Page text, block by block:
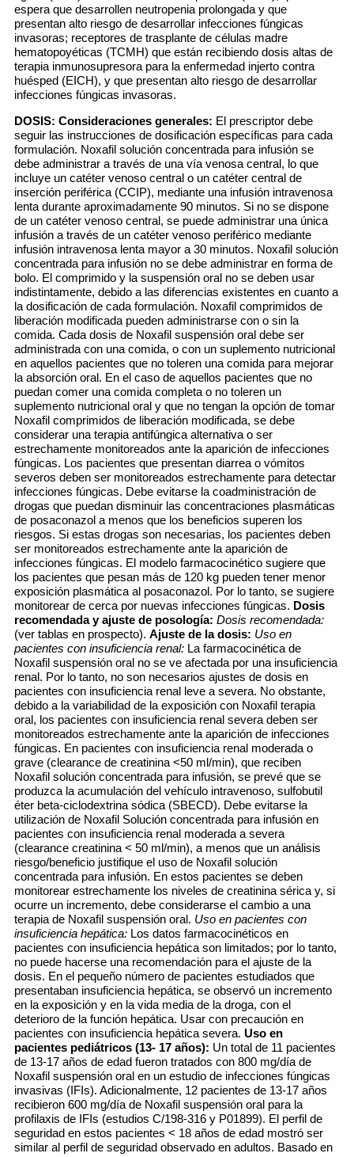
espera que desarrollen neutropenia prolongada y que
presentan alto riesgo de desarrollar infecciones fúngicas
invasoras; receptores de trasplante de células madre
hematopoyéticas (TCMH) que están recibiendo dosis altas de
terapia inmunosupresora para la enfermedad injerto contra
huésped (EICH), y que presentan alto riesgo de desarrollar
infecciones fúngicas invasoras.
DOSIS: Consideraciones generales: El prescriptor debe
seguir las instrucciones de dosificación específicas para cada
formulación. Noxafil solución concentrada para infusión se
debe administrar a través de una vía venosa central, lo que
incluye un catéter venoso central o un catéter central de
inserción periférica (CCIP), mediante una infusión intravenosa
lenta durante aproximadamente 90 minutos. Si no se dispone
de un catéter venoso central, se puede administrar una única
infusión a través de un catéter venoso periférico mediante
infusión intravenosa lenta mayor a 30 minutos. Noxafil solución
concentrada para infusión no se debe administrar en forma de
bolo. El comprimido y la suspensión oral no se deben usar
indistintamente, debido a las diferencias existentes en cuanto a
la dosificación de cada formulación. Noxafil comprimidos de
liberación modificada pueden administrarse con o sin la
comida. Cada dosis de Noxafil suspensión oral debe ser
administrada con una comida, o con un suplemento nutricional
en aquellos pacientes que no toleren una comida para mejorar
la absorción oral. En el caso de aquellos pacientes que no
puedan comer una comida completa o no toleren un
suplemento nutricional oral y que no tengan la opción de tomar
Noxafil comprimidos de liberación modificada, se debe
considerar una terapia antifúngica alternativa o ser
estrechamente monitoreados ante la aparición de infecciones
fúngicas. Los pacientes que presentan diarrea o vómitos
severos deben ser monitoreados estrechamente para detectar
infecciones fúngicas. Debe evitarse la coadministración de
drogas que puedan disminuir las concentraciones plasmáticas
de posaconazol a menos que los beneficios superen los
riesgos. Si estas drogas son necesarias, los pacientes deben
ser monitoreados estrechamente ante la aparición de
infecciones fúngicas. El modelo farmacocinético sugiere que
los pacientes que pesan más de 120 kg pueden tener menor
exposición plasmática al posaconazol. Por lo tanto, se sugiere
monitorear de cerca por nuevas infecciones fúngicas. Dosis
recomendada y ajuste de posología: Dosis recomendada:
(ver tablas en prospecto). Ajuste de la dosis: Uso en
pacientes con insuficiencia renal: La farmacocinética de
Noxafil suspensión oral no se ve afectada por una insuficiencia
renal. Por lo tanto, no son necesarios ajustes de dosis en
pacientes con insuficiencia renal leve a severa. No obstante,
debido a la variabilidad de la exposición con Noxafil terapia
oral, los pacientes con insuficiencia renal severa deben ser
monitoreados estrechamente ante la aparición de infecciones
fúngicas. En pacientes con insuficiencia renal moderada o
grave (clearance de creatinina <50 ml/min), que reciben
Noxafil solución concentrada para infusión, se prevé que se
produzca la acumulación del vehículo intravenoso, sulfobutil
éter beta-ciclodextrina sódica (SBECD). Debe evitarse la
utilización de Noxafil Solución concentrada para infusión en
pacientes con insuficiencia renal moderada a severa
(clearance creatinina < 50 ml/min), a menos que un análisis
riesgo/beneficio justifique el uso de Noxafil solución
concentrada para infusión. En estos pacientes se deben
monitorear estrechamente los niveles de creatinina sérica y, si
ocurre un incremento, debe considerarse el cambio a una
terapia de Noxafil suspensión oral. Uso en pacientes con
insuficiencia hepática: Los datos farmacocinéticos en
pacientes con insuficiencia hepática son limitados; por lo tanto,
no puede hacerse una recomendación para el ajuste de la
dosis. En el pequeño número de pacientes estudiados que
presentaban insuficiencia hepática, se observó un incremento
en la exposición y en la vida media de la droga, con el
deterioro de la función hepática. Usar con precaución en
pacientes con insuficiencia hepática severa. Uso en
pacientes pediátricos (13- 17 años): Un total de 11 pacientes
de 13-17 años de edad fueron tratados con 800 mg/día de
Noxafil suspensión oral en un estudio de infecciones fúngicas
invasivas (IFIs). Adicionalmente, 12 pacientes de 13-17 años
recibieron 600 mg/día de Noxafil suspensión oral para la
profilaxis de IFIs (estudios C/198-316 y P01899). El perfil de
seguridad en estos pacientes < 18 años de edad mostró ser
similar al perfil de seguridad observado en adultos. Basado en